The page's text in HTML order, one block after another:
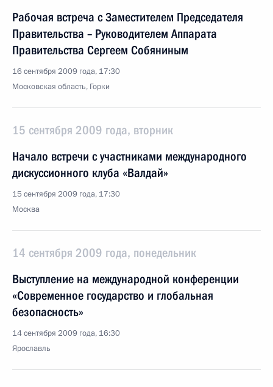
Рабочая встреча с Заместителем Председателя
Правительства – Руководителем Аппарата
Правительства Сергеем Собяниным
16 сентября 2009 года, 17:30
Московская область, Горки
15 сентября 2009 года, вторник
Начало встречи с участниками международного
дискуссионного клуба «Валдай»
15 сентября 2009 года, 17:30
Москва
14 сентября 2009 года, понедельник
Выступление на международной конференции
«Современное государство и глобальная
безопасность»
14 сентября 2009 года, 16:30
Ярославль